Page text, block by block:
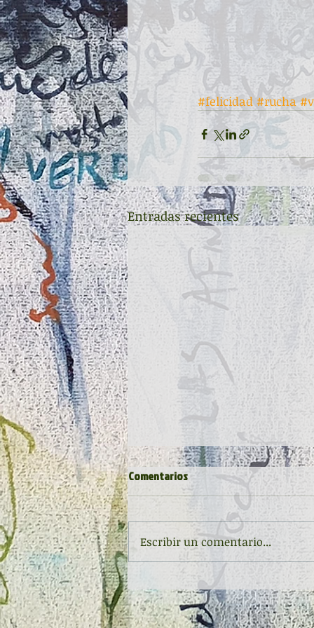
#felicidad #rucha
Entradas recientes
Inauguración de la exposición
'Raigambre', de Agustín García y
Aurelio González Ovies
Comentarios
Escribir un comentario...